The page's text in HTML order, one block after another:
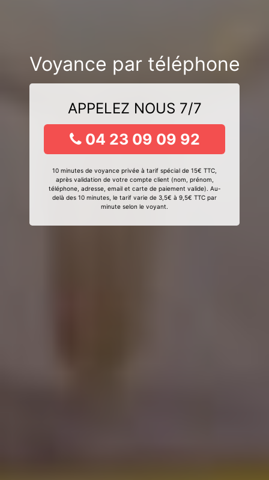
Voyance par téléphone
APPELEZ NOUS 7/7
04 23 09 09 92
10 minutes de voyance privée à tarif spécial de 15€ TTC,
après validation de votre compte client (nom, prénom,
téléphone, adresse, email et carte de paiement valide). Au-
delà des 10 minutes, le tarif varie de 3,5€ à 9,5€ TTC par
minute selon le voyant.